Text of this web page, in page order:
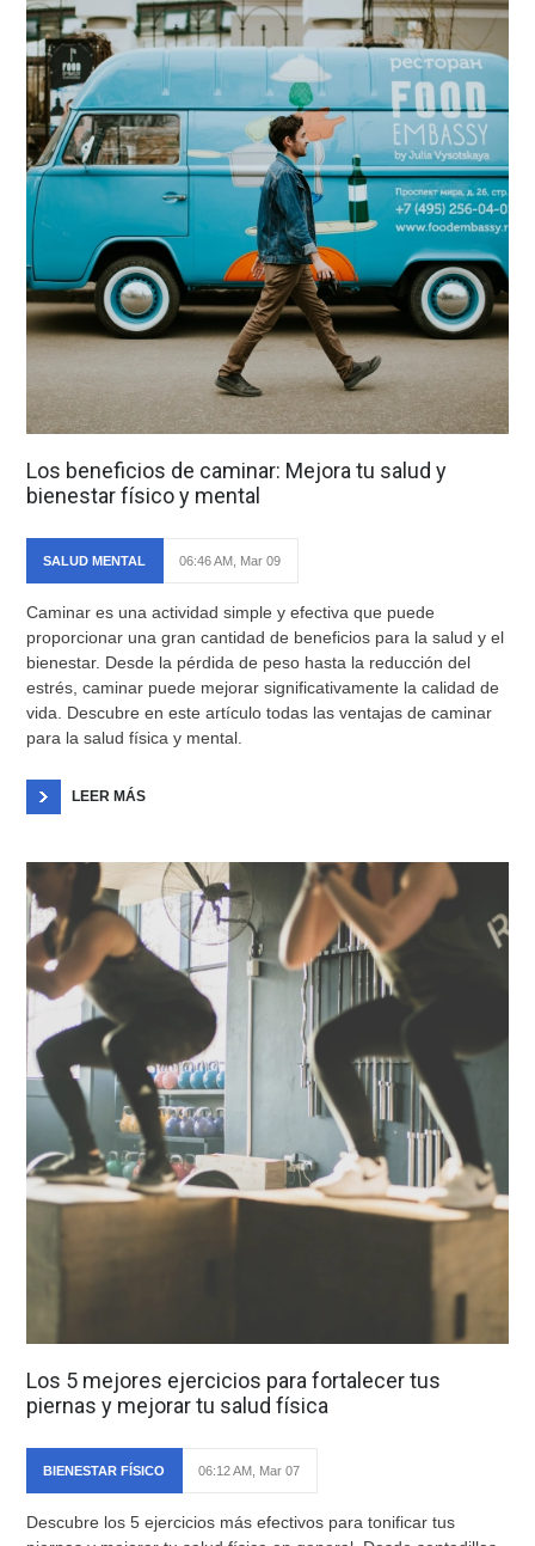
Los beneficios de caminar: Mejora tu salud y
bienestar físico y mental
SALUD MENTAL 06:46 AM, Mar 09
Caminar es una actividad simple y efectiva que puede
proporcionar una gran cantidad de beneficios para la salud y el
bienestar. Desde la pérdida de peso hasta la reducción del
estrés, caminar puede mejorar significativamente la calidad de
vida. Descubre en este artículo todas las ventajas de caminar
para la salud física y mental.
LEER MÁS
Los 5 mejores ejercicios para fortalecer tus
piernas y mejorar tu salud física
BIENESTAR FÍSICO 06:12 AM, Mar 07
Descubre los 5 ejercicios más efectivos para tonificar tus